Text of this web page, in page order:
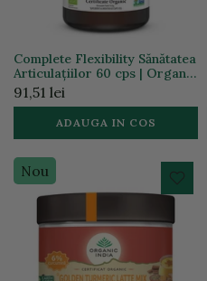
Complete Flexibility Sănătatea
Articulațiilor 60 cps | Organic
India
91,51 lei
ADAUGA IN COS
Nou